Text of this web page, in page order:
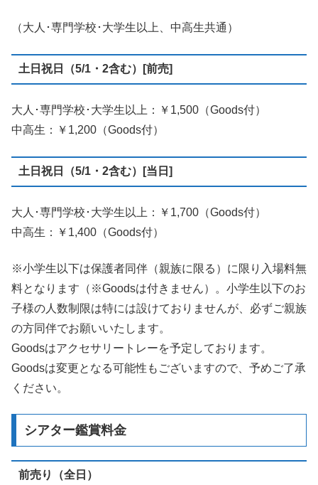
（大人･専門学校･大学生以上、中高生共通）
土日祝日（5/1・2含む）[前売]
大人･専門学校･大学生以上：￥1,500（Goods付）
中高生：￥1,200（Goods付）
土日祝日（5/1・2含む）[当日]
大人･専門学校･大学生以上：￥1,700（Goods付）
中高生：￥1,400（Goods付）
※小学生以下は保護者同伴（親族に限る）に限り入場料無
料となります（※Goodsは付きません）。小学生以下のお
子様の人数制限は特には設けておりませんが、必ずご親族
の方同伴でお願いいたします。
Goodsはアクセサリートレーを予定しております。
Goodsは変更となる可能性もございますので、予めご了承
ください。
シアター鑑賞料金
前売り（全日）